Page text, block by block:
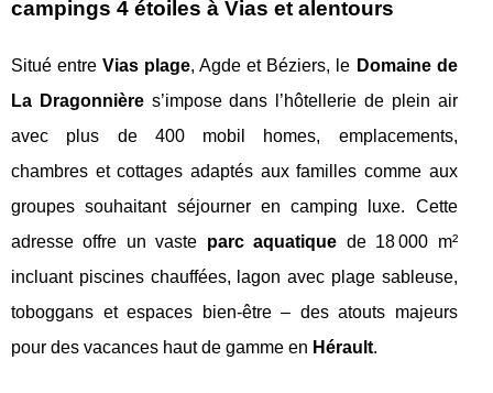
campings 4 étoiles à Vias et alentours
Situé entreVias plage, Agde et Béziers, le Domaine de
La Dragonnières’impose dans l’hôtellerie de plein air
avec plus de 400 mobil homes, emplacements,
chambres et cottages adaptés aux familles comme aux
groupes souhaitant séjourner en camping luxe. Cette
adresse offre un vaste parc aquatique de 18 000 m²
incluant piscines chauffées, lagon avec plage sableuse,
toboggans et espaces bien-être – des atouts majeurs
pour des vacances haut de gamme en Hérault.